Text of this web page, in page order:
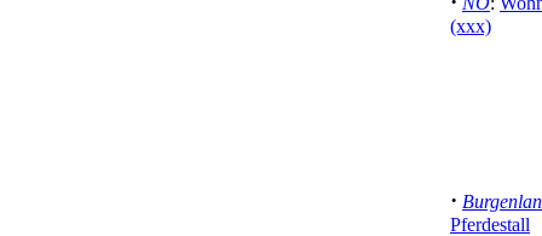
(xxx)
·
Pferdestall